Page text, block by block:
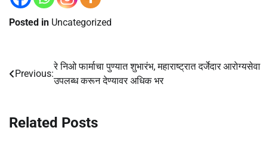
Posted in Uncategorized
Post
Previous:
रे निओ फार्माचा पुण्यात शुभारंभ, महाराष्ट्रात दर्जेदार आरोग्यसेवा
उपलब्‍ध करून देण्यावर अधिक भर
Related Posts